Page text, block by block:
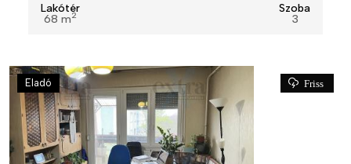
Lakótér
68 m2
Szoba
3
Eladó Friss